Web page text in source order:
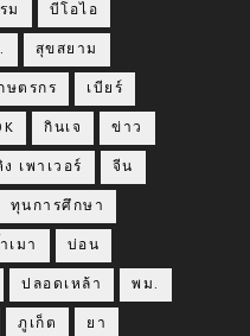
ม บีโอไอ
สุขสยาม
ษตรกร เบียร์
กินเจ ข่าว
ง เพาเวอร์ จีน
ทุนการศึกษา
เมา บ่อน
ปลอดเหล้า พม.
ภูเก็ต ยา